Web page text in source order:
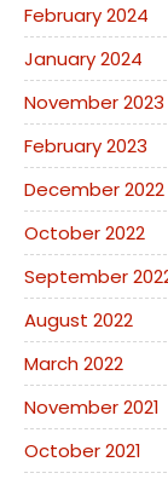
February 2024
January 2024
November 2023
February 2023
December 2022
October 2022
September
August 2022
March 2022
November 2021
October 2021